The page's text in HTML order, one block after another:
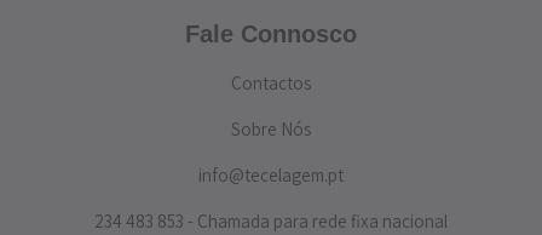
Fale Connosco
Contactos
Sobre Nós
info@tecelagem.pt
234 483 853 - Chamada para rede fixa nacional